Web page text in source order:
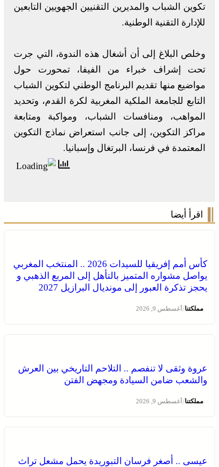
تكوين الشباب والمديرين التقنيين الجهويين التابعين
للإدارة التقنية الوطنية.
وخلص البلاغ إلى أن أشغال هذه الندوة، التي جرت
تحت إشراف خبراء من الفيفا، تمحورت حول
مواضيع منها تقديم البرنامج الوطني لتكوين الشباب
التابع للجامعة الملكية المغربية لكرة القدم، وتحديد
المواهب، ومنافسات الشباب، ومواكبة ومتابعة
مراكز التكوين، إلى جانب استعراض نماذج التكوين
المعتمدة في فرنسا، البرتغال وإسبانيا.
اقرأ أيضا
كأس أمم إفريقيا للسيدات 2026 .. المنتخب المغربي
يواصل مشواره المتميز بالتأهل إلى المربع الذهبي و
يحجز تذكرة العبور إلى مونديال البرازيل 2027
مملكتنا/أغسطس 9, 2026
عروة وثقى لا تنفصم .. التلاحم التاريخي بين العرش
والشعب ضامن السيادة ومجهض الفتن
مملكتنا/أغسطس 9, 2026
عيسى .. أصغر فرسان التبوريدة يحمل مشعل تراث